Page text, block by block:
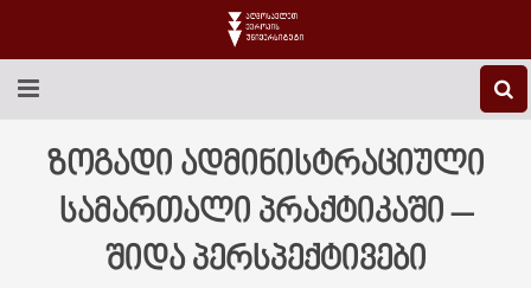
EEU-Ს ᲨᲔᲡᲐᲮᲔᲑ
ᲒᲐᲜᲐᲗᲚᲔᲑᲐ
ზოგადი ადმინისტრაციული
სამართალი პრაქტიკაში –
შიდა პერსპექტივები